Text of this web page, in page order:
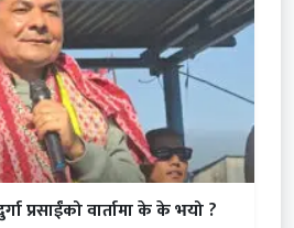
प्रसाईंको वार्तामा के के भयो ?